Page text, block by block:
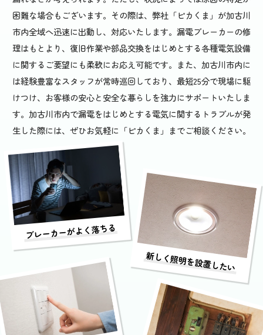
困難な場合もございます。その際は、弊社「ピカくま」が加古川
市内全域へ迅速に出動し、対応いたします。漏電ブレーカーの修
理はもとより、復旧作業や部品交換をはじめとする各種電気設備
に関するご要望にも柔軟にお応え可能です。また、加古川市内に
は経験豊富なスタッフが常時巡回しており、最短25分で現場に駆
けつけ、お客様の安心と安全な暮らしを強力にサポートいたしま
す。加古川市内で漏電をはじめとする電気に関するトラブルが発
生した際には、ぜひお気軽に「ピカくま」までご相談ください。
ブレーカーがよく落ちる
新しく照明を設置したい